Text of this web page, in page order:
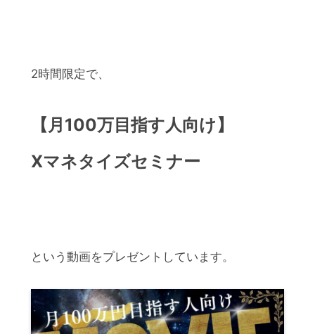
2時間限定で、
【月100万目指す人向け】
Xマネタイズセミナー
という動画をプレゼントしています。